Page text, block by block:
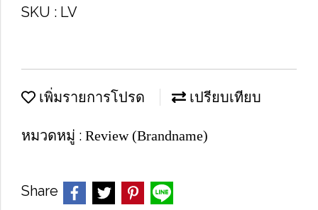
SKU : LV
เพิ่มรายการโปรด เปรียบเทียบ
หมวดหมู่ : Review (Brandname)
Share